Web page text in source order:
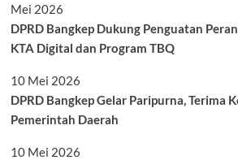
Mei 2026
DPRD Bangkep Dukung Penguatan
KTA Digital dan Program TBQ
10 Mei 2026
DPRD Bangkep Gelar Paripurna, Terima
Pemerintah Daerah
10 Mei 2026